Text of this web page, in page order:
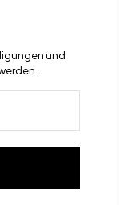
und